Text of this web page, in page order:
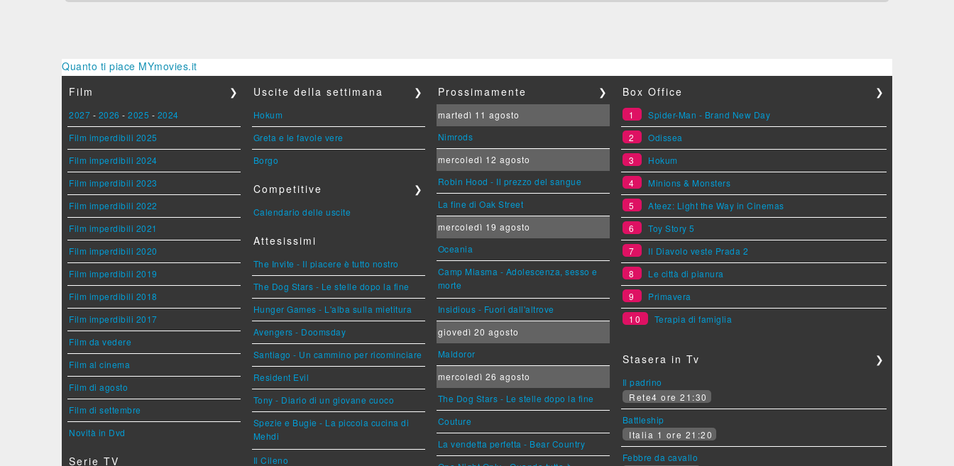
Quanto ti piace MYmovies.it
Film
❯
2027 - 2026 - 2025 - 2024
Film imperdibili 2025
Film imperdibili 2024
Film imperdibili 2023
Film imperdibili 2022
Film imperdibili 2021
Film imperdibili 2020
Film imperdibili 2019
Film imperdibili 2018
Film imperdibili 2017
Film da vedere
Film al cinema
Film di agosto
Film di settembre
Novità in Dvd
Serie TV
Uscite della settimana ❯
Hokum
Greta e le favole vere
Borgo
Competitive ❯
Calendario delle uscite
Attesissimi
The Invite - Il piacere è tutto nostro
The Dog Stars - Le stelle dopo la fine
Hunger Games - L'alba sulla mietitura
Avengers - Doomsday
Santiago - Un cammino per ricominciare
Resident Evil
Tony - Diario di un giovane cuoco
Spezie e Bugie - La piccola cucina di
Mehdi
Il Cileno
Prossimamente ❯
martedì 11 agosto
Nimrods
mercoledì 12 agosto
Robin Hood - Il prezzo del sangue
La fine di Oak Street
mercoledì 19 agosto
Oceania
Camp Miasma - Adolescenza, sesso e
morte
Insidious - Fuori dall'altrove
giovedì 20 agosto
Maldoror
mercoledì 26 agosto
The Dog Stars - Le stelle dopo la fine
Couture
La vendetta perfetta - Bear Country
Box Office ❯
1
Spider-Man - Brand New Day
2
Odissea
3
Hokum
4
Minions & Monsters
5
Ateez: Light the Way in Cinemas
6
Toy Story 5
7
Il Diavolo veste Prada 2
8
Le città di pianura
9
Primavera
10
Terapia di famiglia
Stasera in Tv ❯
Il padrino
Rete4 ore 21:30
Battleship
Italia 1 ore 21:20
Febbre da cavallo